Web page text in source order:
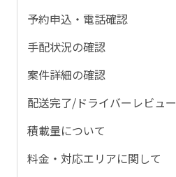
予約申込・電話確認
手配状況の確認
案件詳細の確認
配送完了/ドライバーレビュー
積載量について
料金・対応エリアに関して